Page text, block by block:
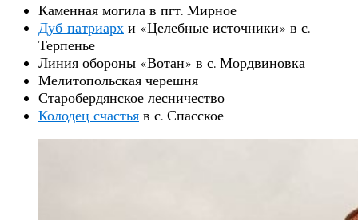
Каменная могила в пгт. Мирное
Дуб-патриарх и «Целебные источники» в с.
Терпенье
Линия обороны «Вотан» в с. Мордвиновка
Мелитопольская черешня
Старобердянское лесничество
Колодец счастья в с. Спасское